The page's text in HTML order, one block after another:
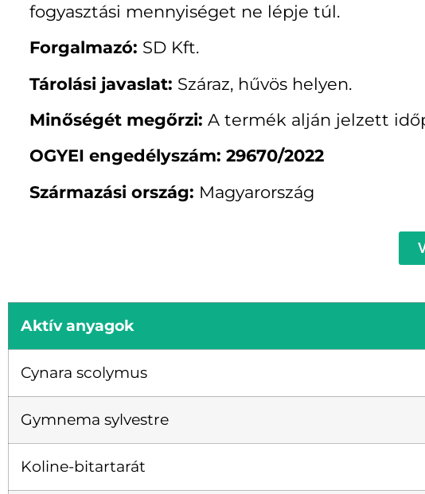
fogyasztási mennyiséget ne lépje túl.
Forgalmazó: SD Kft.
Tárolási javaslat: Száraz, hűvös helyen.
Minőségét megőrzi: A termék alján jelzett
OGYEI engedélyszám: 29670/2022
Származási ország: Magyarország
Aktív anyagok
Cynara scolymus
Gymnema sylvestre
Koline-bitartarát